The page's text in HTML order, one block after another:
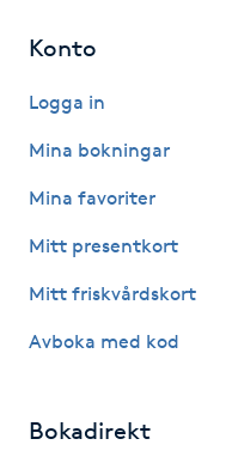
Klippning
Klippning & Slingor
Koppningsmassage
Kosmetisk tatuering
Kroppsinpackning
Konto
Logga in
Mina bokningar
Mina favoriter
Mitt presentkort
Mitt friskvårdskort
Avboka med kod
Bokadirekt